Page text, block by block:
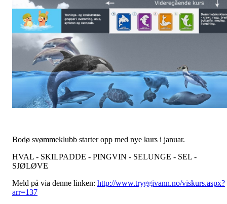
Bodø svømmeklubb starter opp med nye kurs i januar.
HVAL - SKILPADDE - PINGVIN - SELUNGE - SEL -
SJØLØVE
Meld på via denne linken: http://www.tryggivann.no/viskurs.aspx?
arr=137